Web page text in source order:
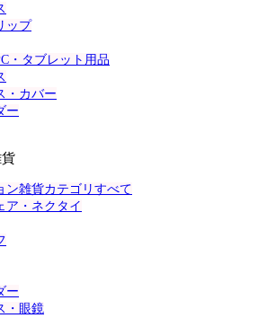
ップ
・タブレット用品
・カバー
ー
ン雑貨カテゴリすべて
ア・ネクタイ
ー
・眼鏡